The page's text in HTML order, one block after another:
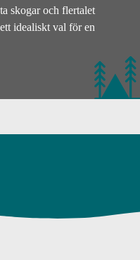
skogar och flertalet
idealiskt val för en